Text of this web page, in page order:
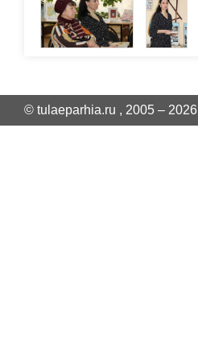
© tulaeparhia.ru , 2005 – 2026